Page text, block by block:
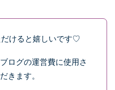
けると嬉しいです♡
ログの運営費に使用さ
きます。